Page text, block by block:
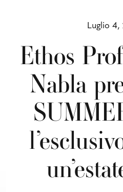
Luglio 4,
Ethos
Nabla